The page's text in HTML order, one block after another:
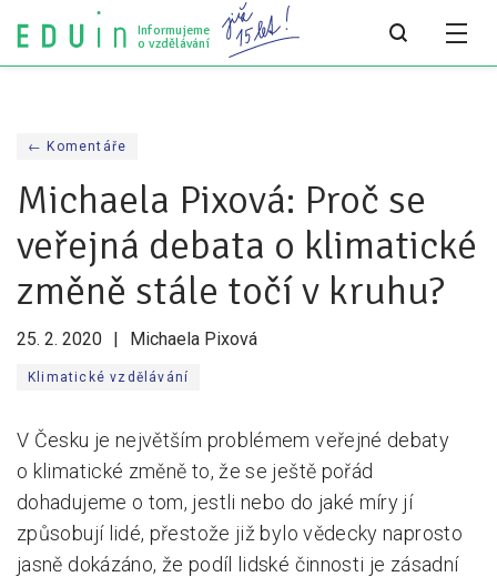
Informujeme
o vzdělávání
Všechny články
Všechny články
Analýzy
Tiskové zprávy
Pro média
Pro zřizovatele
← Komentáře
Michaela Pixová: Proč se
veřejná debata o klimatické
změně stále točí v kruhu?
25. 2. 2020 Michaela Pixová
Klimatické vzdělávání
V Česku je největším problémem veřejné debaty
o klimatické změně to, že se ještě pořád
dohadujeme o tom, jestli nebo do jaké míry jí
způsobují lidé, přestože již bylo vědecky naprosto
jasně dokázáno, že podíl lidské činnosti je zásadní